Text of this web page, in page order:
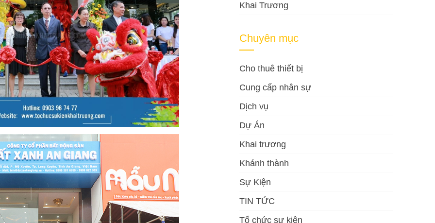
Khai Trương
Chuyên mục
Cho thuê thiết bị
Cung cấp nhân sự
Dịch vụ
Dự Án
Khai trương
Khánh thành
Sự Kiện
TIN TỨC
Tổ chức sự kiện